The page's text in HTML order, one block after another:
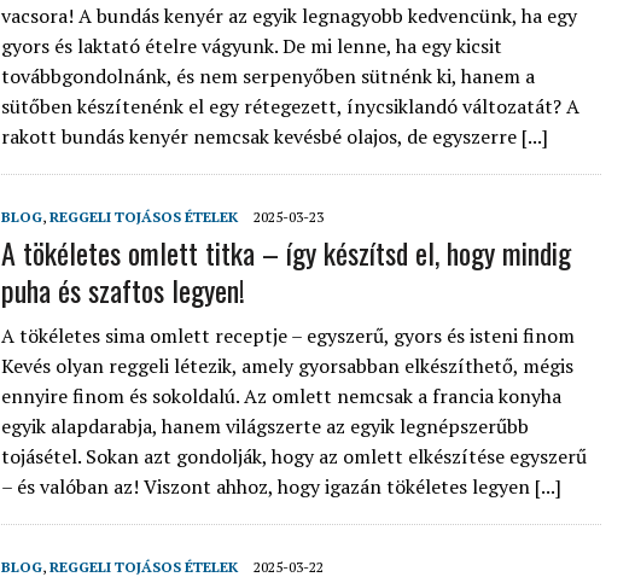
vacsora! A bundás kenyér az egyik legnagyobb kedvencünk, ha egy
gyors és laktató ételre vágyunk. De mi lenne, ha egy kicsit
továbbgondolnánk, és nem serpenyőben sütnénk ki, hanem a
sütőben készítenénk el egy rétegezett, ínycsiklandó változatát? A
rakott bundás kenyér nemcsak kevésbé olajos, de egyszerre [...]
BLOG, REGGELI TOJÁSOS ÉTELEK 2025-03-23
A tökéletes omlett titka – így készítsd el, hogy mindig
puha és szaftos legyen!
A tökéletes sima omlett receptje – egyszerű, gyors és isteni finom
Kevés olyan reggeli létezik, amely gyorsabban elkészíthető, mégis
ennyire finom és sokoldalú. Az omlett nemcsak a francia konyha
egyik alapdarabja, hanem világszerte az egyik legnépszerűbb
tojásétel. Sokan azt gondolják, hogy az omlett elkészítése egyszerű
– és valóban az! Viszont ahhoz, hogy igazán tökéletes legyen [...]
BLOG, REGGELI TOJÁSOS ÉTELEK 2025-03-22